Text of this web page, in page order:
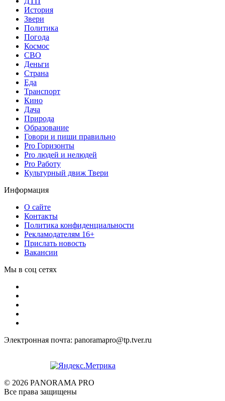
История
Звери
Политика
Погода
Космос
СВО
Деньги
Страна
Еда
Транспорт
Кино
Дача
Природа
Образование
Говори и пиши правильно
Pro Горизонты
Pro людей и нелюдей
Pro Работу
Культурный движ Твери
Информация
О сайте
Контакты
Политика конфиденциальности
Рекламодателям 16+
Прислать новость
Вакансии
Мы в соц сетях
Электронная почта: panoramapro@tp.tver.ru
© 2026 PANORAMA PRO
Все права защищены